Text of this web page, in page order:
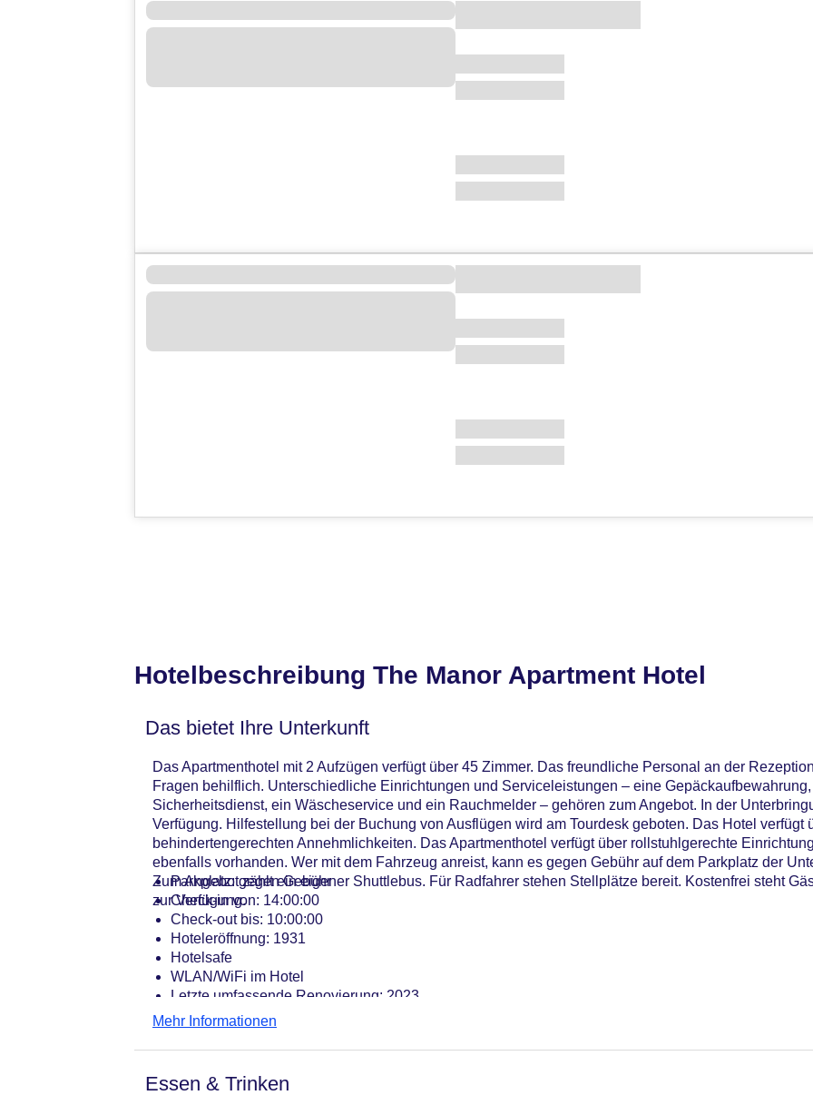
Hotelbeschreibung The Manor Apartment Hotel
Das bietet Ihre Unterkunft
Das Apartmenthotel mit 2 Aufzügen verfügt über 45 Zimmer. Das freundliche Personal an der
Fragen behilflich. Unterschiedliche Einrichtungen und Serviceleistungen – eine
Sicherheitsdienst, ein Wäscheservice und ein Rauchmelder – gehören zum Angebot. In der
Verfügung. Hilfestellung bei der Buchung von Ausflügen wird am Tourdesk geboten. Das Hotel verfügt
behindertengerechten Annehmlichkeiten. Das Apartmenthotel verfügt über rollstuhlgerechte
ebenfalls vorhanden. Wer mit dem Fahrzeug anreist, kann es gegen Gebühr auf dem Parkplatz der
Zum Angebot zählt ein eigener Shuttlebus. Für Radfahrer stehen Stellplätze bereit. Kostenfrei steht
zur Verfügung.
Parkplatz: gegen Gebühr
Check-in von: 14:00:00
Check-out bis: 10:00:00
Hoteleröffnung: 1931
Hotelsafe
WLAN/WiFi im Hotel
Letzte umfassende Renovierung: 2023
Lift
Gesamtanzahl der Stockwerke: 11
Zahlungsarten: American Express, Mastercard, Visa
Mehr Informationen
Essen & Trinken